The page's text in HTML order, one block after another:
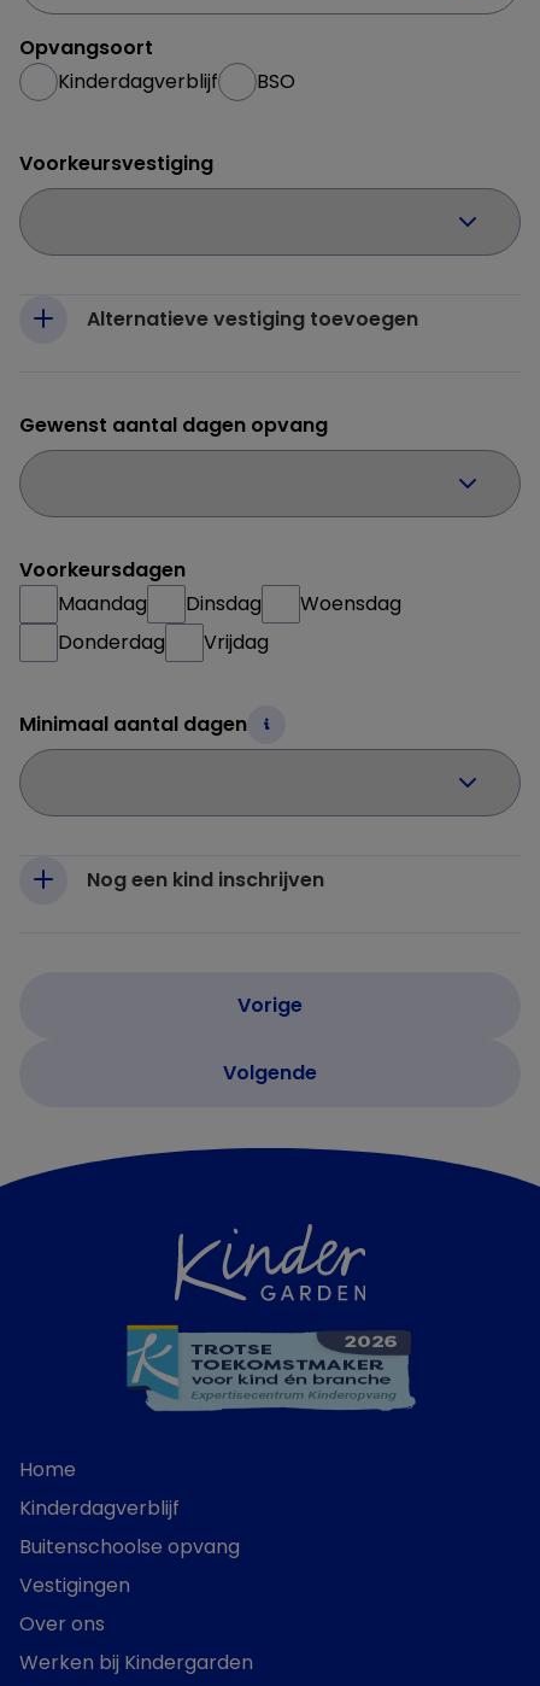
Opvangsoort
Kinderdagverblijf
BSO
Voorkeursvestiging
Alternatieve vestiging toevoegen
Gewenst aantal dagen opvang
Voorkeursdagen
Maandag
Dinsdag
Woensdag
Donderdag
Vrijdag
Minimaal aantal dagen
Nog een kind inschrijven
Home
Kinderdagverblijf
Buitenschoolse opvang
Vestigingen
Over ons
Werken bij Kindergarden